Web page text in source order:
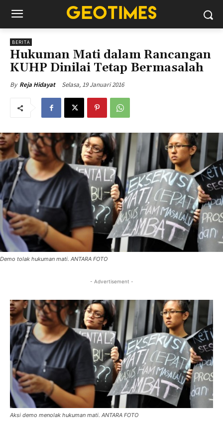
BERITA
Hukuman Mati dalam Rancangan
KUHP Dinilai Tetap Bermasalah
By Reja Hidayat Selasa, 19 Januari 2016
Demo tolak hukuman mati. ANTARA FOTO
- Advertisement -
Aksi demo menolak hukuman mati. ANTARA FOTO